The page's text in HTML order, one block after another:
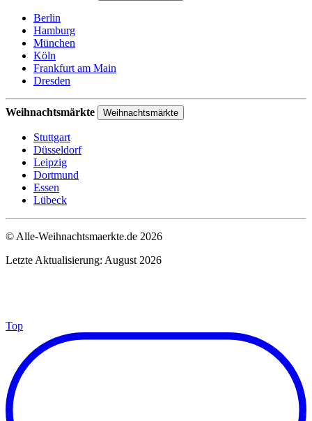
Berlin
Hamburg
München
Köln
Frankfurt am Main
Dresden
Weihnachtsmärkte Weihnachtsmärkte
Stuttgart
Düsseldorf
Leipzig
Dortmund
Essen
Lübeck
© Alle-Weihnachtsmaerkte.de 2026
Letzte Aktualisierung: August 2026
Top